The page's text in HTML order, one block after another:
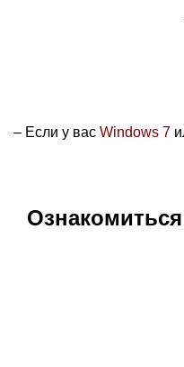
– Если у вас Windows 7